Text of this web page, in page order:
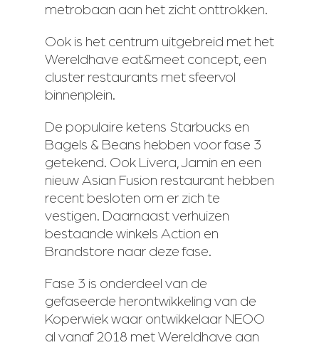
metrobaan aan het zicht onttrokken.
Ook is het centrum uitgebreid met het
Wereldhave eat&meet concept, een
cluster restaurants met sfeervol
binnenplein.
De populaire ketens Starbucks en
Bagels & Beans hebben voor fase 3
getekend. Ook Livera, Jamin en een
nieuw Asian Fusion restaurant hebben
recent besloten om er zich te
vestigen. Daarnaast verhuizen
bestaande winkels Action en
Brandstore naar deze fase.
Fase 3 is onderdeel van de
gefaseerde herontwikkeling van de
Koperwiek waar ontwikkelaar NEOO
al vanaf 2018 met Wereldhave aan